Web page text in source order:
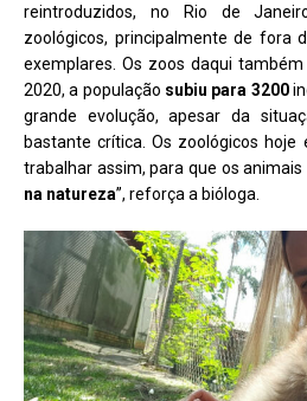
reintroduzidos, no Rio de
zoológicos, principalmente de fora
exemplares. Os zoos daqui
2020, a população subiu para 3200
grande evolução, apesar da
bastante crítica. Os zoológicos
trabalhar assim, para que os
na natureza”, reforça a bióloga.